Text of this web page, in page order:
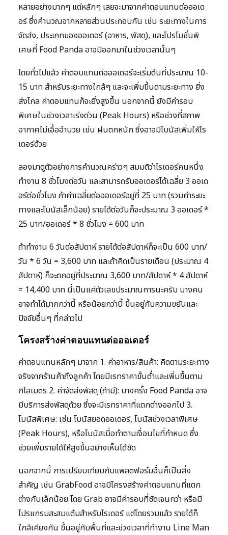
หลายอย่างมากๆ แต่หลักๆ เลยจะมาจากค่าตอบแทนต่อออเด
อร์ ซึ่งคำนวณจากหลายส่วนประกอบกัน เช่น ระยะทางในการ
จัดส่ง, ประเภทของออเดอร์ (อาหาร, พัสดุ), และโปรโมชั่นพิ
เศษที่ Food Panda อาจมีออกมาในช่วงเวลานั้นๆ
โดยทั่วไปแล้ว ค่าตอบแทนต่อออเดอร์จะเริ่มต้นที่ประมาณ 10-
15 บาท สำหรับระยะทางใกล้ๆ และจะเพิ่มขึ้นตามระยะทาง ยิ่ง
ส่งไกล ค่าตอบแทนก็จะยิ่งสูงขึ้น นอกจากนี้ ยังมีค่ารอบ
พิเศษในช่วงเวลาเร่งด่วน (Peak Hours) หรือช่วงที่สภาพ
อากาศไม่เอื้ออำนวย เช่น ฝนตกหนัก ซึ่งอาจมีโบนัสเพิ่มให้ไร
เดอร์ด้วย
ลองมาดูตัวอย่างการคำนวณคร่าวๆ สมมติว่าไรเดอร์คนหนึ่ง
ทำงาน 8 ชั่วโมงต่อวัน และสามารถรับออเดอร์ได้เฉลี่ย 3 ออเด
อร์ต่อชั่วโมง ถ้าค่าเฉลี่ยต่อออเดอร์อยู่ที่ 25 บาท (รวมค่าระยะ
ทางและโบนัสเล็กน้อย) รายได้ต่อวันก็จะประมาณ 3 ออเดอร์ *
25 บาท/ออเดอร์ * 8 ชั่วโมง = 600 บาท
ถ้าทำงาน 6 วันต่อสัปดาห์ รายได้ต่อสัปดาห์ก็จะเป็น 600 บาท/
วัน * 6 วัน = 3,600 บาท และถ้าคิดเป็นรายเดือน (ประมาณ 4
สัปดาห์) ก็จะตกอยู่ที่ประมาณ 3,600 บาท/สัปดาห์ * 4 สัปดาห์
= 14,400 บาท นี่เป็นแค่ตัวเลขประมาณการนะครับ บางคน
อาจทำได้มากกว่านี้ หรือน้อยกว่านี้ ขึ้นอยู่กับความขยันและ
ปัจจัยอื่นๆ ที่กล่าวไป
โครงสร้างค่าตอบแทนต่อออเดอร์
ค่าตอบแทนหลักๆ มาจาก 1. ค่าอาหาร/สินค้า: คิดตามระยะทาง
จริงจากร้านค้าถึงลูกค้า โดยมีเรทราคาขั้นต่ำและเพิ่มขึ้นตาม
กิโลเมตร 2. ค่าจัดส่งพัสดุ (ถ้ามี): บางครั้ง Food Panda อาจ
มีบริการส่งพัสดุด้วย ซึ่งจะมีเรทราคาที่แตกต่างออกไป 3.
โบนัสพิเศษ: เช่น โบนัสยอดออเดอร์, โบนัสช่วงเวลาพิเศษ
(Peak Hours), หรือโบนัสเมื่อทำตามเงื่อนไขที่กำหนด ซึ่ง
ช่วยเพิ่มรายได้ให้สูงขึ้นอย่างเห็นได้ชัด
นอกจากนี้ การเปรียบเทียบกับแพลตฟอร์มอื่นก็เป็นสิ่ง
สำคัญ เช่น GrabFood อาจมีโครงสร้างค่าตอบแทนที่แตก
ต่างกันเล็กน้อย โดย Grab อาจมีค่ารอบที่ชัดเจนกว่า หรือมี
โปรแกรมสะสมแต้มสำหรับไรเดอร์ แต่โดยรวมแล้ว รายได้ก็
ใกล้เคียงกัน ขึ้นอยู่กับพื้นที่และช่วงเวลาที่ทำงาน Line Man